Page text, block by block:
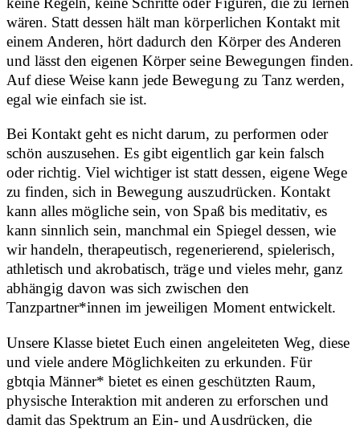
wären. Statt dessen hält man körperlichen Kontakt mit
einem Anderen, hört dadurch den Körper des Anderen
und lässt den eigenen Körper seine Bewegungen finden.
Auf diese Weise kann jede Bewegung zu Tanz werden,
egal wie einfach sie ist.
Bei Kontakt geht es nicht darum, zu performen oder
schön auszusehen. Es gibt eigentlich gar kein falsch
oder richtig. Viel wichtiger ist statt dessen, eigene Wege
zu finden, sich in Bewegung auszudrücken. Kontakt
kann alles mögliche sein, von Spaß bis meditativ, es
kann sinnlich sein, manchmal ein Spiegel dessen, wie
wir handeln, therapeutisch, regenerierend, spielerisch,
athletisch und akrobatisch, träge und vieles mehr, ganz
abhängig davon was sich zwischen den
Tanzpartner*innen im jeweiligen Moment entwickelt.
Unsere Klasse bietet Euch einen angeleiteten Weg, diese
und viele andere Möglichkeiten zu erkunden. Für
gbtqia Männer* bietet es einen geschützten Raum,
physische Interaktion mit anderen zu erforschen und
damit das Spektrum an Ein- und Ausdrücken, die